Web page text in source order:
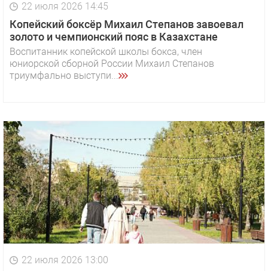
22 июля 2026 14:45
Копейский боксёр Михаил Степанов завоевал
золото и чемпионский пояс в Казахстане
Воспитанник копейской школы бокса, член
юниорской сборной России Михаил Степанов
триумфально выступи...
22 июля 2026 13:00